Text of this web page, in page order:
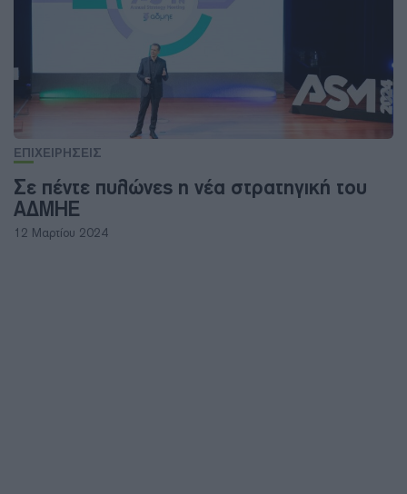
ΕΠΙΧΕΙΡΗΣΕΙΣ
Σε πέντε πυλώνες η νέα στρατηγική του
ΑΔΜΗΕ
12 Μαρτίου 2024